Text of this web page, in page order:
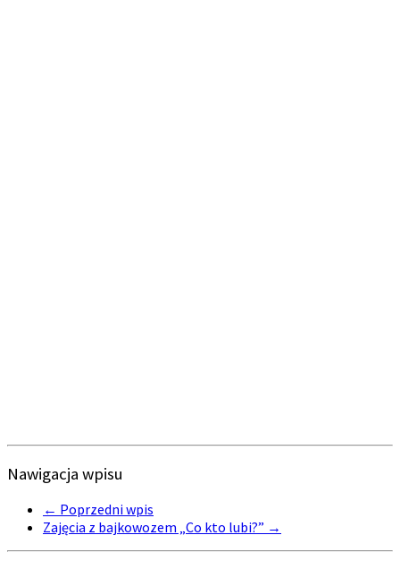
Nawigacja wpisu
← Poprzedni wpis
Zajęcia z bajkowozem „Co kto lubi?” →